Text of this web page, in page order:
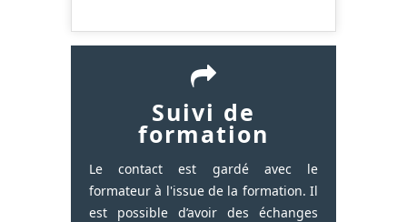
Suivi de
formation
Le contact est gardé avec le
formateur à l'issue de la formation. Il
est possible d’avoir des échanges